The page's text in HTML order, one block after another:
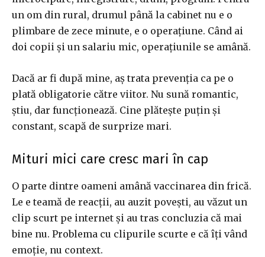
un om din rural, drumul până la cabinet nu e o
plimbare de zece minute, e o operațiune. Când ai
doi copii și un salariu mic, operațiunile se amână.
Dacă ar fi după mine, aș trata prevenția ca pe o
plată obligatorie către viitor. Nu sună romantic,
știu, dar funcționează. Cine plătește puțin și
constant, scapă de surprize mari.
Mituri mici care cresc mari în cap
O parte dintre oameni amână vaccinarea din frică.
Le e teamă de reacții, au auzit povești, au văzut un
clip scurt pe internet și au tras concluzia că mai
bine nu. Problema cu clipurile scurte e că îți vând
emoție, nu context.